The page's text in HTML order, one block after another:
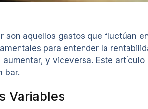
son aquellos gastos que fluctúan
para entender la
aumentar, y viceversa. Este
bar.
Variables